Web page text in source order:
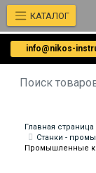
info@nikos-
КАТАЛОГ
Главная страница
Станки -
Промышленные